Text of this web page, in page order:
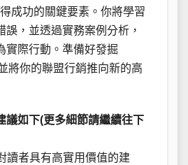
成功的關鍵要素。你將學習
誤，並透過實務案例分析，
實際行動。準備好發掘
將你的聯盟行銷推向新的高
議如下(更多細節請繼續往下
讀者具有高實用價值的建